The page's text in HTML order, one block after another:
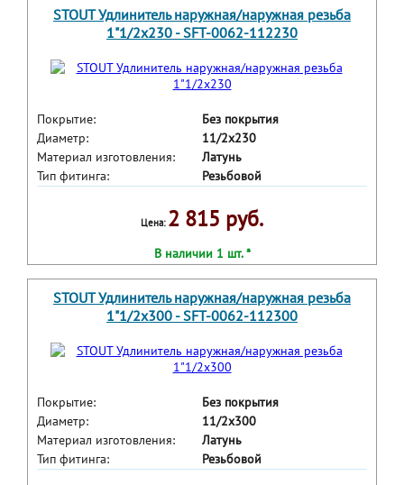
STOUT Удлинитель наружная/наружная резьба
1"1/2x230 - SFT-0062-112230
Покрытие:
Без покрытия
Диаметр:
11/2x230
Материал изготовления:
Латунь
Тип фитинга:
Резьбовой
Цена: 2 815 руб.
В наличии 1 шт. *
STOUT Удлинитель наружная/наружная резьба
1"1/2x300 - SFT-0062-112300
Покрытие:
Без покрытия
Диаметр:
11/2x300
Материал изготовления:
Латунь
Тип фитинга:
Резьбовой